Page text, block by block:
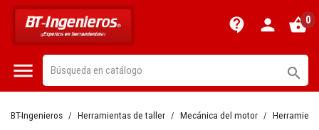
contact_support person shopping_basket0
 
BT-Ingenieros Herramientas de taller Mecánica del motor